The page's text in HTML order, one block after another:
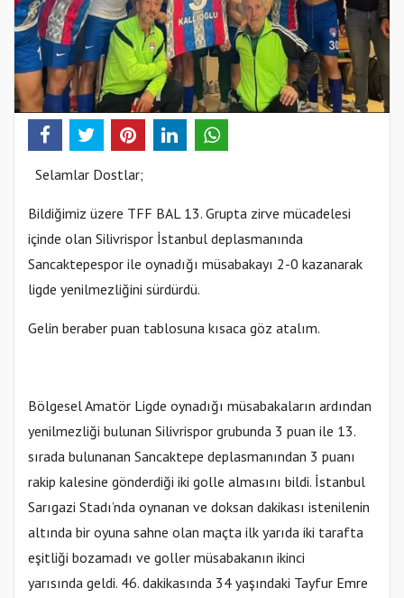
Selamlar Dostlar;
Bildiğimiz üzere TFF BAL 13. Grupta zirve mücadelesi
içinde olan Silivrispor İstanbul deplasmanında
Sancaktepespor ile oynadığı müsabakayı 2-0 kazanarak
ligde yenilmezliğini sürdürdü.
Gelin beraber puan tablosuna kısaca göz atalım.
Bölgesel Amatör Ligde oynadığı müsabakaların ardından
yenilmezliği bulunan Silivrispor grubunda 3 puan ile 13.
sırada bulunanan Sancaktepe deplasmanından 3 puanı
rakip kalesine gönderdiği iki golle almasını bildi. İstanbul
Sarıgazi Stadı’nda oynanan ve doksan dakikası istenilenin
altında bir oyuna sahne olan maçta ilk yarıda iki tarafta
eşitliği bozamadı ve goller müsabakanın ikinci
yarısında geldi. 46. dakikasında 34 yaşındaki Tayfur Emre